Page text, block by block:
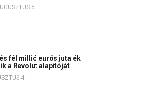
5.
fél millió eurós jutalék
a Revolut alapítóját
4.